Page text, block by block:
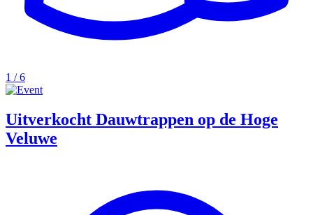
1 / 6
Uitverkocht Dauwtrappen op de Hoge
Veluwe